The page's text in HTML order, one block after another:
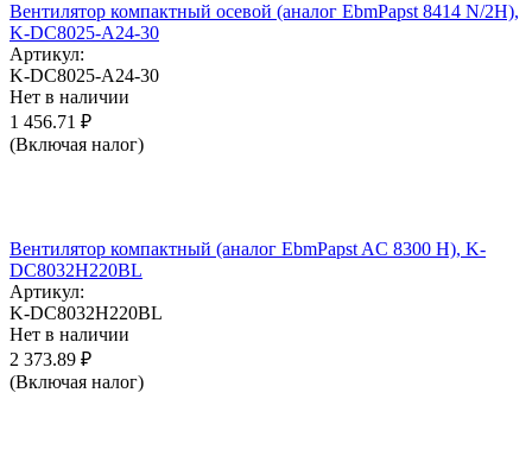
Вентилятор компактный осевой (аналог EbmPapst 8414 N/2H),
K-DC8025-A24-30
Артикул:
K-DC8025-A24-30
Нет в наличии
1 456.71 ₽
(Включая налог)
Вентилятор компактный (аналог EbmPapst AC 8300 H), K-
DC8032H220BL
Артикул:
K-DC8032H220BL
Нет в наличии
2 373.89 ₽
(Включая налог)